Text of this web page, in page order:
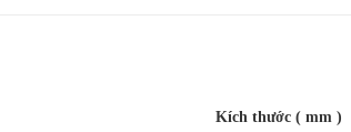
Kích thước ( mm )